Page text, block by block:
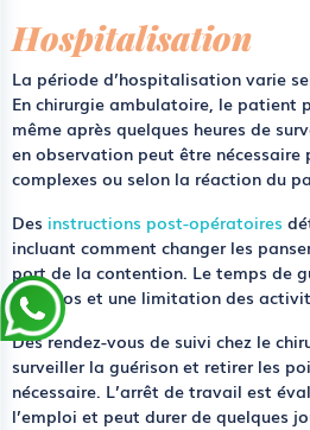
Hospitalisation
La période d’hospitalisation varie
En chirurgie ambulatoire, le patient
même après quelques heures de
en observation peut être nécessaire
complexes ou selon la réaction du
Des instructions post-opératoires
incluant comment changer les
port de la contention. Le temps de
du repos et une limitation des
Des rendez-vous de suivi chez le
surveiller la guérison et retirer les
nécessaire. L’arrêt de travail est
l’emploi et peut durer de quelques